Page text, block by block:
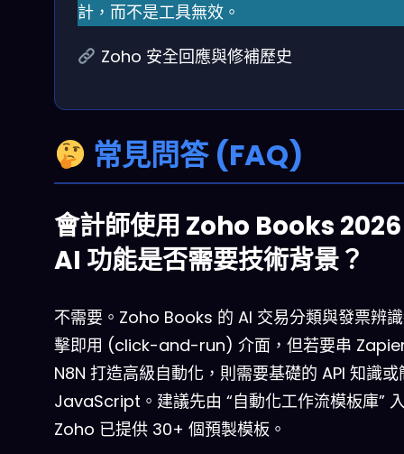
計，而不是工具無效。
Zoho 安全回應與修補歷史
常見問答 (FAQ)
會計師使用 Zoho Books
AI 功能是否需要技術背景？
不需要。Zoho Books 的 AI 交易分類與發票辨
擊即用 (click-and-run) 介面，但若要串
N8N 打造高級自動化，則需要基礎的 API 知識或
JavaScript。建議先由 “自動化工作流模板庫”
Zoho 已提供 30+ 個預製模板。